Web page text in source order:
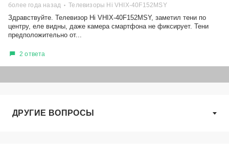
более года назад Телевизоры Hi VHIX-40F152MSY
Здравствуйте. Телевизор Hi VHIX-40F152MSY, заметил тени по
центру, еле видны, даже камера смартфона не фиксирует. Тени
предположительно от...
2 ответа
ДРУГИЕ ВОПРОСЫ